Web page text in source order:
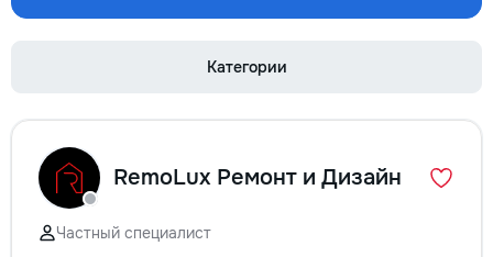
Категории
RemoLux Ремонт и Дизайн
Частный специалист